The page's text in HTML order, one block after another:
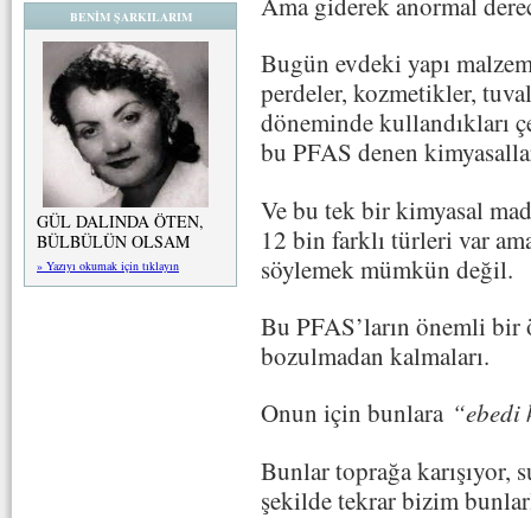
BENİM ŞARKILARIM
GÜL DALINDA ÖTEN,
BÜLBÜLÜN OLSAM
» Yazıyı okumak için tıklayın
Bugün evdeki yapı
perdeler, kozmetikler,
döneminde kullandıkları
bu PFAS denen
Ve bu tek bir kimyasal
12 bin farklı türleri var
söylemek mümkün değil.
Bu PFAS’ların önemli
bozulmadan kalmaları.
Onun için bunlara“ebedi
Bunlar toprağa karışıyor,
şekilde tekrar bizim